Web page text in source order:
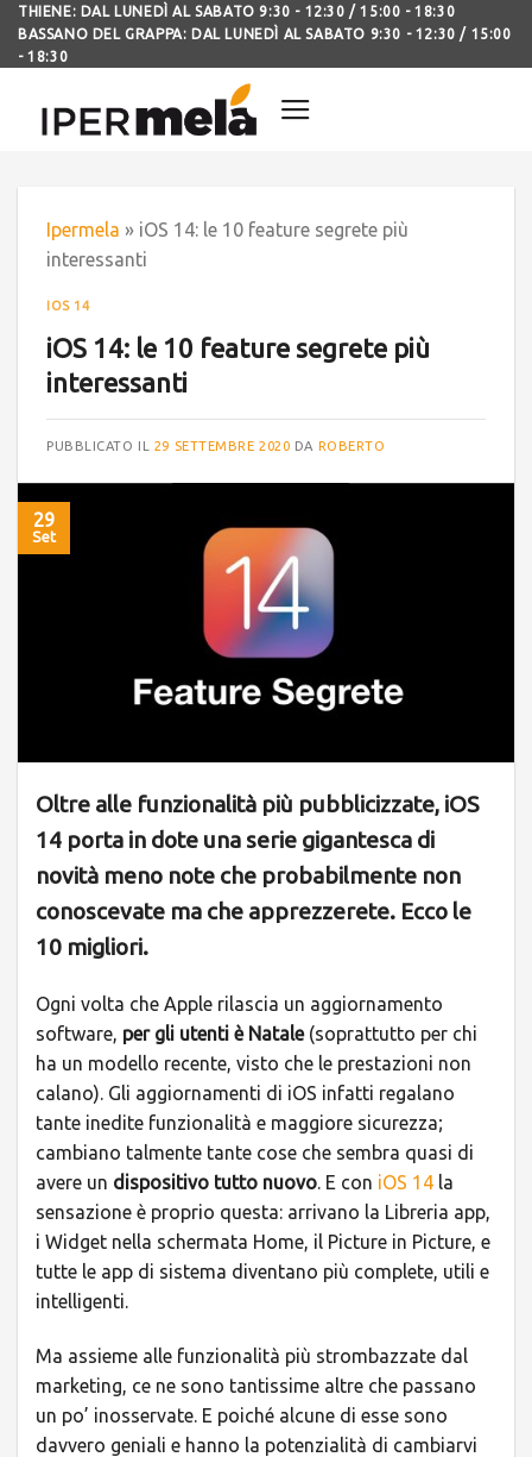
THIENE: DAL LUNEDÌ AL SABATO 9:30 - 12:30 / 15:00 - 18:30
BASSANO DEL GRAPPA: DAL LUNEDÌ AL SABATO 9:30 - 12:30 / 15:00
- 18:30
Ipermela » iOS 14: le 10 feature segrete più
interessanti
IOS 14
iOS 14: le 10 feature segrete più
interessanti
PUBBLICATO IL 29 SETTEMBRE 2020 DA ROBERTO
29
Set
Oltre alle funzionalità più pubblicizzate, iOS
14 porta in dote una serie gigantesca di
novità meno note che probabilmente non
conoscevate ma che apprezzerete. Ecco le
10 migliori.
Ogni volta che Apple rilascia un aggiornamento
software, per gli utenti è Natale(soprattutto per chi
ha un modello recente, visto che le prestazioni non
calano). Gli aggiornamenti di iOS infatti regalano
tante inedite funzionalità e maggiore sicurezza;
cambiano talmente tante cose che sembra quasi di
avere un dispositivo tutto nuovo. E con iOS 14 la
sensazione è proprio questa: arrivano la Libreria app,
i Widget nella schermata Home, il Picture in Picture, e
tutte le app di sistema diventano più complete, utili e
intelligenti.
Ma assieme alle funzionalità più strombazzate dal
marketing, ce ne sono tantissime altre che passano
un po’ inosservate. E poiché alcune di esse sono
davvero geniali e hanno la potenzialità di cambiarvi